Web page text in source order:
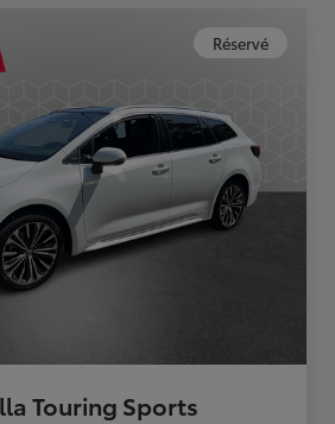
Réservé
Touring Sports